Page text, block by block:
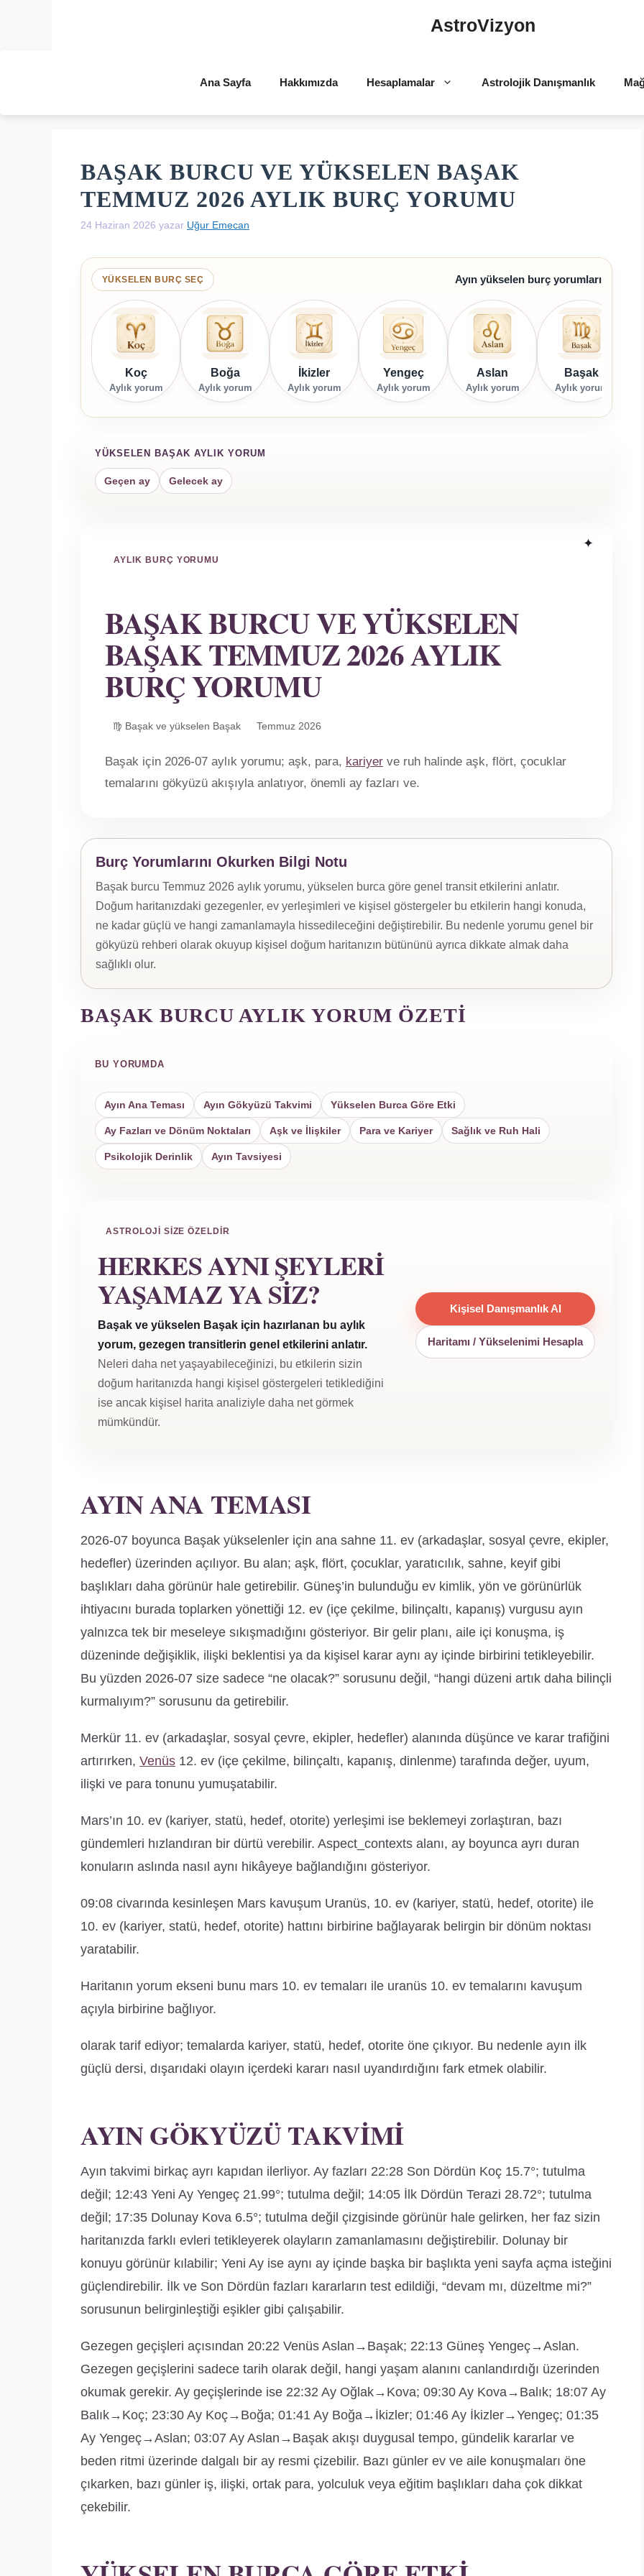
AstroVizyon
Ana Sayfa Hakkımızda Hesaplamalar Astrolojik Danışmanlık
BAŞAK BURCU VE YÜKSELEN BAŞAK
TEMMUZ 2026 AYLIK BURÇ YORUMU
24 Haziran 2026 yazar Uğur Emecan
YÜKSELEN BURÇ SEÇ Ayın yükselen burç yorumları
Koç
Aylık yorum
Boğa
Aylık yorum
İkizler
Aylık yorum
Yengeç
Aylık yorum
Aslan
Aylık yorum
Başak
Aylık yorum
YÜKSELEN BAŞAK AYLIK YORUM
Geçen ay Gelecek ay
AYLIK BURÇ YORUMU
BAŞAK BURCU VE YÜKSELEN
BAŞAK TEMMUZ 2026 AYLIK
BURÇ YORUMU
♍ Başak ve yükselen Başak Temmuz 2026
Başak için 2026-07 aylık yorumu; aşk, para, kariyer ve ruh halinde aşk, flört, çocuklar
temalarını gökyüzü akışıyla anlatıyor, önemli ay fazları ve.
Burç Yorumlarını Okurken Bilgi Notu
Başak burcu Temmuz 2026 aylık yorumu, yükselen burca göre genel transit etkilerini anlatır.
Doğum haritanızdaki gezegenler, ev yerleşimleri ve kişisel göstergeler bu etkilerin hangi konuda,
ne kadar güçlü ve hangi zamanlamayla hissedileceğini değiştirebilir. Bu nedenle yorumu genel bir
gökyüzü rehberi olarak okuyup kişisel doğum haritanızın bütününü ayrıca dikkate almak daha
sağlıklı olur.
BAŞAK BURCU AYLIK YORUM ÖZETI
BU YORUMDA
Ayın Ana Teması Ayın Gökyüzü Takvimi Yükselen Burca Göre Etki
Ay Fazları ve Dönüm Noktaları Aşk ve İlişkiler Para ve Kariyer Sağlık ve Ruh Hali
Psikolojik Derinlik Ayın Tavsiyesi
ASTROLOJI SIZE ÖZELDIR
HERKES AYNI ŞEYLERI
YAŞAMAZ YA SIZ?
Başak ve yükselen Başak için hazırlanan bu aylık
yorum, gezegen transitlerin genel etkilerini anlatır.
Neleri daha net yaşayabileceğinizi, bu etkilerin sizin
doğum haritanızda hangi kişisel göstergeleri tetiklediğini
ise ancak kişisel harita analiziyle daha net görmek
mümkündür.
Kişisel Danışmanlık Al
Haritamı / Yükselenimi Hesapla
AYIN ANA TEMASI
2026-07 boyunca Başak yükselenler için ana sahne 11. ev (arkadaşlar, sosyal çevre, ekipler,
hedefler) üzerinden açılıyor. Bu alan; aşk, flört, çocuklar, yaratıcılık, sahne, keyif gibi
başlıkları daha görünür hale getirebilir. Güneş’in bulunduğu ev kimlik, yön ve görünürlük
ihtiyacını burada toplarken yönettiği 12. ev (içe çekilme, bilinçaltı, kapanış) vurgusu ayın
yalnızca tek bir meseleye sıkışmadığını gösteriyor. Bir gelir planı, aile içi konuşma, iş
düzeninde değişiklik, ilişki beklentisi ya da kişisel karar aynı ay içinde birbirini tetikleyebilir.
Bu yüzden 2026-07 size sadece “ne olacak?” sorusunu değil, “hangi düzeni artık daha bilinçli
kurmalıyım?” sorusunu da getirebilir.
Merkür 11. ev (arkadaşlar, sosyal çevre, ekipler, hedefler) alanında düşünce ve karar trafiğini
artırırken, Venüs 12. ev (içe çekilme, bilinçaltı, kapanış, dinlenme) tarafında değer, uyum,
ilişki ve para tonunu yumuşatabilir.
Mars’ın 10. ev (kariyer, statü, hedef, otorite) yerleşimi ise beklemeyi zorlaştıran, bazı
gündemleri hızlandıran bir dürtü verebilir. Aspect_contexts alanı, ay boyunca ayrı duran
konuların aslında nasıl aynı hikâyeye bağlandığını gösteriyor.
09:08 civarında kesinleşen Mars kavuşum Uranüs, 10. ev (kariyer, statü, hedef, otorite) ile
10. ev (kariyer, statü, hedef, otorite) hattını birbirine bağlayarak belirgin bir dönüm noktası
yaratabilir.
Haritanın yorum ekseni bunu mars 10. ev temaları ile uranüs 10. ev temalarını kavuşum
açıyla birbirine bağlıyor.
olarak tarif ediyor; temalarda kariyer, statü, hedef, otorite öne çıkıyor. Bu nedenle ayın ilk
güçlü dersi, dışarıdaki olayın içerdeki kararı nasıl uyandırdığını fark etmek olabilir.
AYIN GÖKYÜZÜ TAKVIMI
Ayın takvimi birkaç ayrı kapıdan ilerliyor. Ay fazları 22:28 Son Dördün Koç 15.7°; tutulma
değil; 12:43 Yeni Ay Yengeç 21.99°; tutulma değil; 14:05 İlk Dördün Terazi 28.72°; tutulma
değil; 17:35 Dolunay Kova 6.5°; tutulma değil çizgisinde görünür hale gelirken, her faz sizin
haritanızda farklı evleri tetikleyerek olayların zamanlamasını değiştirebilir. Dolunay bir
konuyu görünür kılabilir; Yeni Ay ise aynı ay içinde başka bir başlıkta yeni sayfa açma isteğini
güçlendirebilir. İlk ve Son Dördün fazları kararların test edildiği, “devam mı, düzeltme mi?”
sorusunun belirginleştiği eşikler gibi çalışabilir.
Gezegen geçişleri açısından 20:22 Venüs Aslan→Başak; 22:13 Güneş Yengeç→Aslan.
Gezegen geçişlerini sadece tarih olarak değil, hangi yaşam alanını canlandırdığı üzerinden
okumak gerekir. Ay geçişlerinde ise 22:32 Ay Oğlak→Kova; 09:30 Ay Kova→Balık; 18:07 Ay
Balık→Koç; 23:30 Ay Koç→Boğa; 01:41 Ay Boğa→İkizler; 01:46 Ay İkizler→Yengeç; 01:35
Ay Yengeç→Aslan; 03:07 Ay Aslan→Başak akışı duygusal tempo, gündelik kararlar ve
beden ritmi üzerinde dalgalı bir ay resmi çizebilir. Bazı günler ev ve aile konuşmaları öne
çıkarken, bazı günler iş, ilişki, ortak para, yolculuk veya eğitim başlıkları daha çok dikkat
çekebilir.